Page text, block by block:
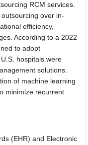
RCM services.
over in-
efficiency,
According to a 2022
to adopt
hospitals were
solutions.
of machine learning
minimize recurrent
(EHR) and Electronic